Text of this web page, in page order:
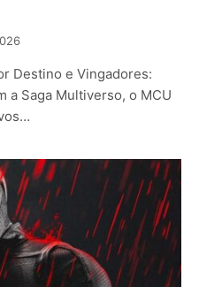
Destino e Vingadores:
a Saga Multiverso, o MCU